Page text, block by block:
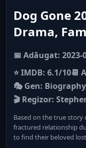
Dog Gone
Drama,
📅 Adăugat: 2023-
⭐ IMDB: 6.1/10📆
🎭 Gen:
🎬 Regizor:
Based on the true
fractured relationship
to find their beloved